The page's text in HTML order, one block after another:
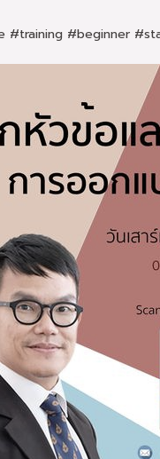
#training #beginner